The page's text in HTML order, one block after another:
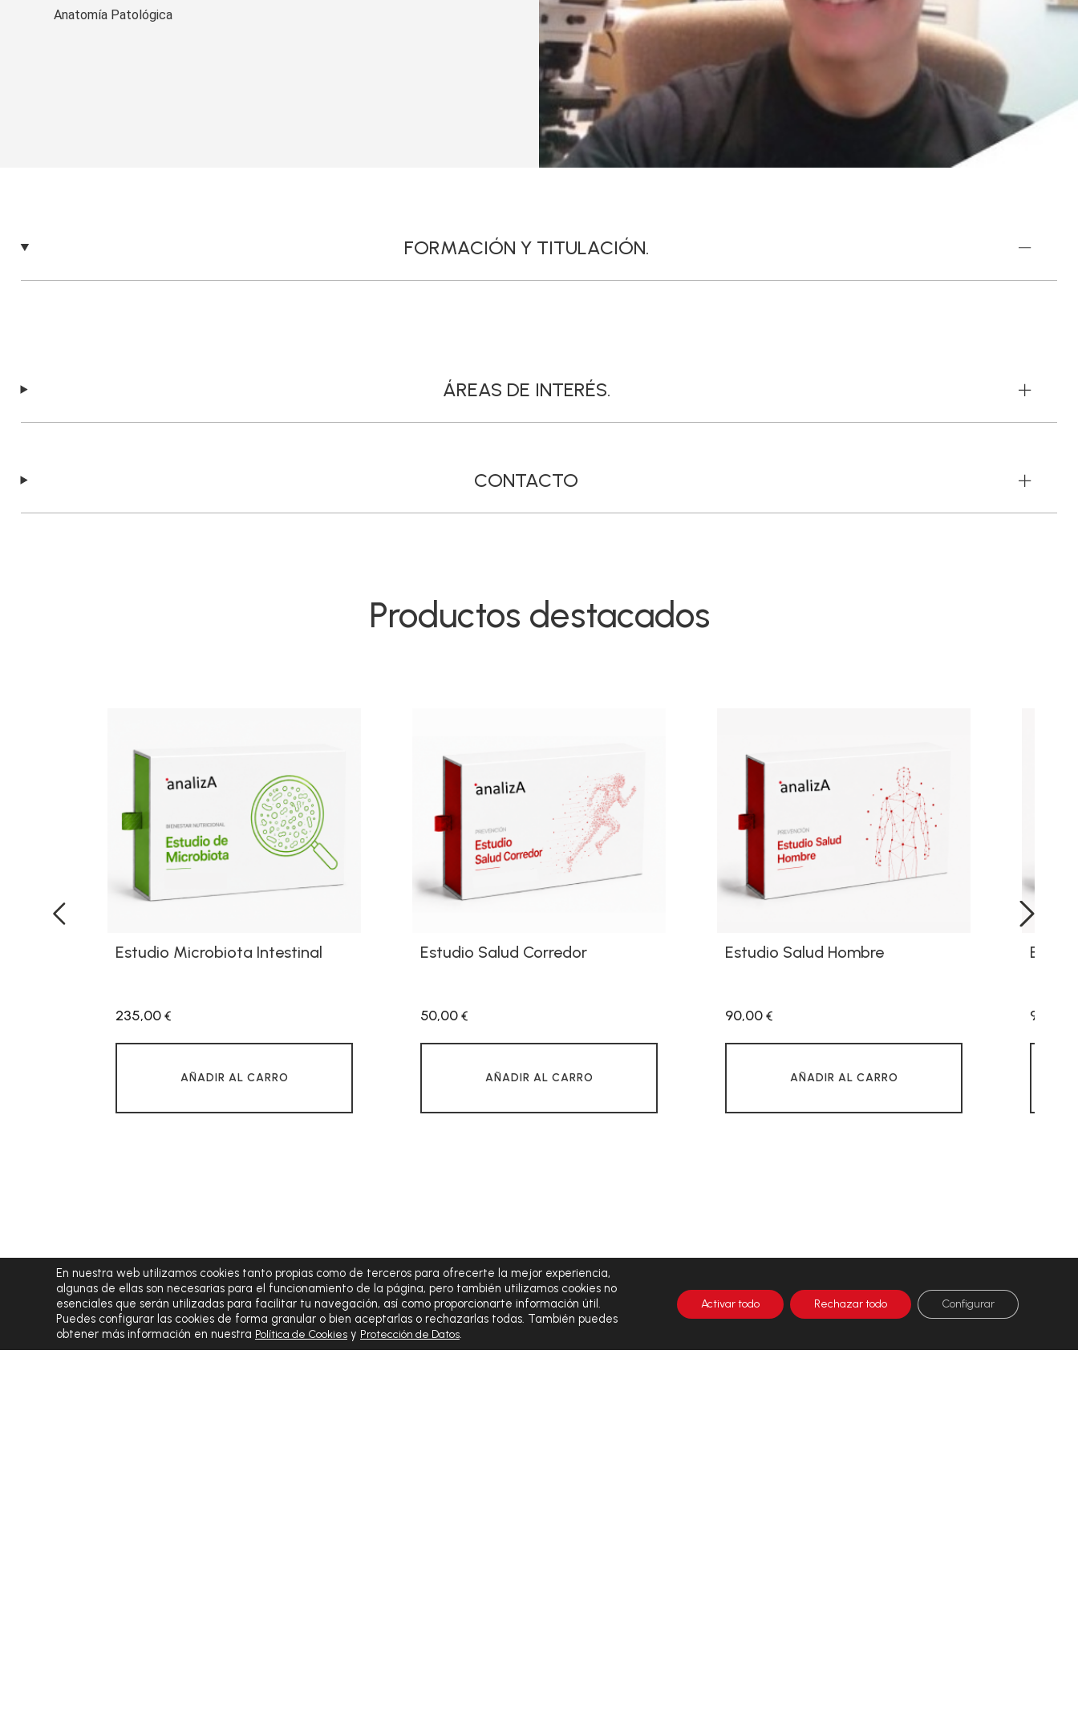
Anatomía Patológica
FORMACIÓN Y TITULACIÓN.
ÁREAS DE INTERÉS.
CONTACTO
Productos destacados
Estudio Microbiota Intestinal
235,00 €
AÑADIR AL CARRO
Estudio Salud Corredor
50,00 €
AÑADIR AL CARRO
Estudio Salud Hombre
90,00 €
AÑADIR AL CARRO
90,00
En nuestra web utilizamos cookies tanto propias como de terceros para ofrecerte la mejor experiencia,
algunas de ellas son necesarias para el funcionamiento de la página, pero también utilizamos cookies no
esenciales que serán utilizadas para facilitar tu navegación, así como proporcionarte información útil.
Puedes configurar las cookies de forma granular o bien aceptarlas o rechazarlas todas. También puedes
obtener más información en nuestra Política de Cookies y Protección de Datos.
Activar todo Rechazar todo Configurar